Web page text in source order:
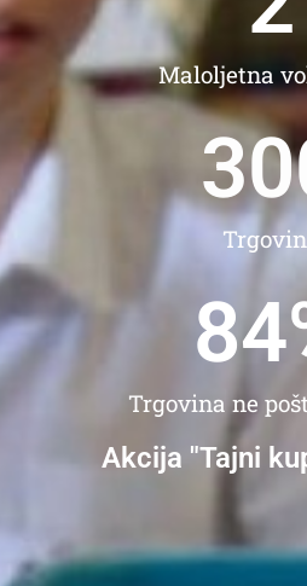
Maloljetna
Trgovina ne
84
Akcija "Tajni